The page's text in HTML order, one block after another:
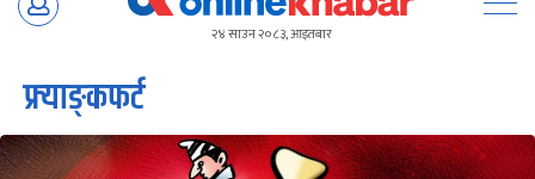
२४ साउन २०८३, आइतबार
फ्र्याङ्कफर्ट